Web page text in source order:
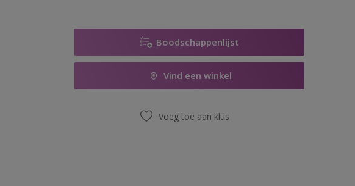
Boodschappenlijst
Vind een winkel
Voeg toe aan klus